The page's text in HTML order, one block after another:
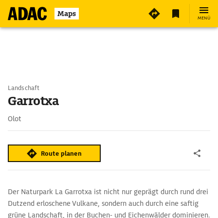
Maps MENÜ
Landschaft
Garrotxa
Olot
Route planen
Der Naturpark La Garrotxa ist nicht nur geprägt durch rund drei
Dutzend erloschene Vulkane, sondern auch durch eine saftig
grüne Landschaft, in der Buchen- und Eichenwälder dominieren.